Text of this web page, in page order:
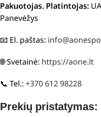
Pakuotojas. Platintojas:
Panevėžys
📧 El. paštas:
🌐 Svetainė: https://aone.lt
📞 Tel.: +370 612 98228
Prekių pristatymas: